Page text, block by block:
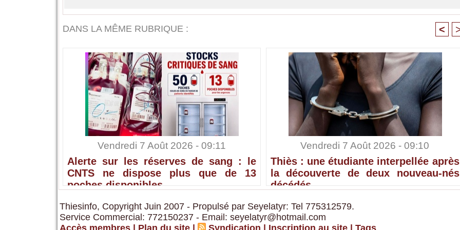
DANS LA MÊME RUBRIQUE : <
Vendredi 7 Août 2026 - 09:11
Alerte sur les réserves de sang : le
CNTS ne dispose plus que de 13
poches disponibles
Vendredi 7 Août 2026 - 09:10
Thiès : une étudiante interpellée après
la découverte de deux nouveau-nés
décédés
Thiesinfo, Copyright Juin 2007 - Propulsé par Seyelatyr: Tel 775312579.
Service Commercial: 772150237 - Email: seyelatyr@hotmail.com
Accès membres | Plan du site | Syndication | Inscription au site | Tags